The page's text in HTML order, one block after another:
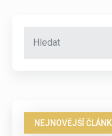
NEJNOVĚJŠÍ